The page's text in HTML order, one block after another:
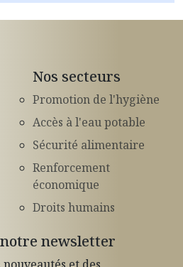
Nos secteurs
Promotion de l'hygiène
Accès à l'eau potable
Sécurité alimentaire
Renforcement
économique
Droits humains
newsletter